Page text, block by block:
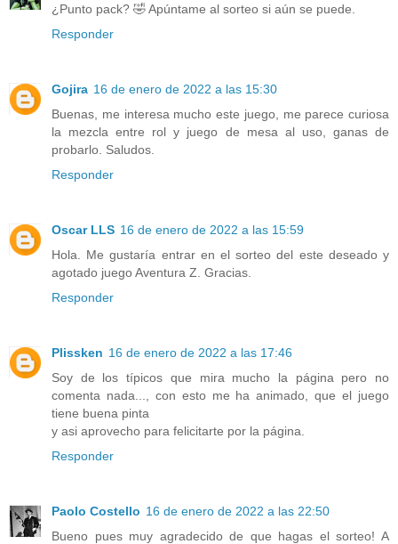
¿Punto pack? 🤣 Apúntame al sorteo si aún se puede.
Responder
Gojira 16 de enero de 2022 a las 15:30
Buenas, me interesa mucho este juego, me parece curiosa
la mezcla entre rol y juego de mesa al uso, ganas de
probarlo. Saludos.
Responder
Oscar LLS 16 de enero de 2022 a las 15:59
Hola. Me gustaría entrar en el sorteo del este deseado y
agotado juego Aventura Z. Gracias.
Responder
Plissken 16 de enero de 2022 a las 17:46
Soy de los típicos que mira mucho la página pero no
comenta nada..., con esto me ha animado, que el juego
tiene buena pinta
y asi aprovecho para felicitarte por la página.
Responder
Paolo Costello 16 de enero de 2022 a las 22:50
Bueno pues muy agradecido de que hagas el sorteo! A